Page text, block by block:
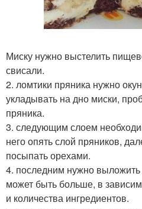
Миску нужно выстелить
свисали.
2. ломтики пряника нужно
укладывать на дно миски,
пряника.
3. следующим слоем
него опять слой пряников,
посыпать орехами.
4. последним нужно
может быть больше, в
и количества ингредиентов.